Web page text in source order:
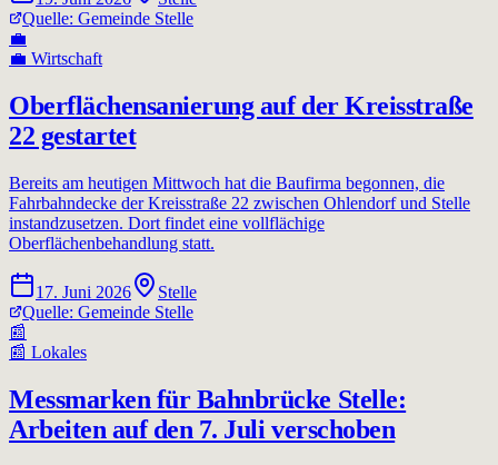
Quelle: Gemeinde Stelle
💼
💼 Wirtschaft
Oberflächensanierung auf der Kreisstraße
22 gestartet
Bereits am heutigen Mittwoch hat die Baufirma begonnen, die
Fahrbahndecke der Kreisstraße 22 zwischen Ohlendorf und Stelle
instandzusetzen. Dort findet eine vollflächige
Oberflächenbehandlung statt.
17. Juni 2026
Stelle
Quelle: Gemeinde Stelle
📰
📰 Lokales
Messmarken für Bahnbrücke Stelle:
Arbeiten auf den 7. Juli verschoben